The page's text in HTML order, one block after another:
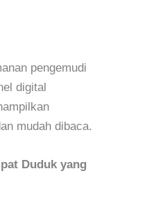
pengemudi
digital
mudah dibaca.
Duduk yang